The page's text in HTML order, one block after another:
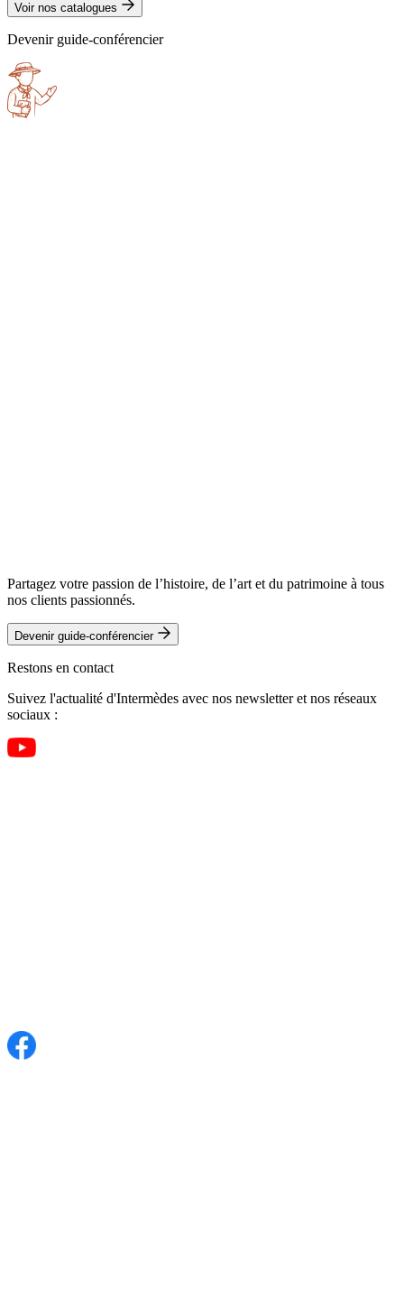
Voir nos catalogues
Devenir guide-conférencier
Partagez votre passion de l’histoire, de l’art et du patrimoine à tous
nos clients passionnés.
Devenir guide-conférencier
Restons en contact
Suivez l'actualité d'Intermèdes avec nos newsletter et nos réseaux
sociaux :